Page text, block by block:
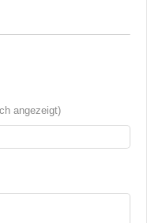
angezeigt)